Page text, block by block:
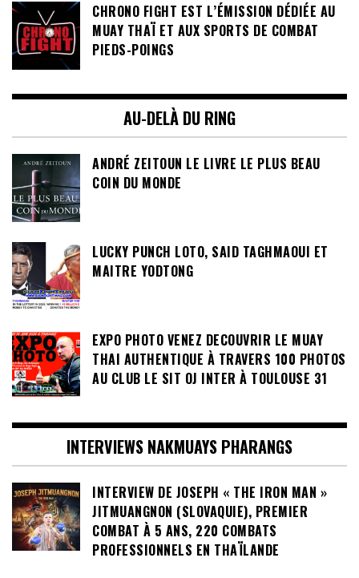
CHRONO FIGHT EST L’ÉMISSION DÉDIÉE AU
MUAY THAÏ ET AUX SPORTS DE COMBAT
PIEDS-POINGS
AU-DELÀ DU RING
ANDRÉ ZEITOUN LE LIVRE LE PLUS BEAU
COIN DU MONDE
LUCKY PUNCH LOTO, SAID TAGHMAOUI ET
MAITRE YODTONG
EXPO PHOTO VENEZ DECOUVRIR LE MUAY
THAI AUTHENTIQUE À TRAVERS 100 PHOTOS
AU CLUB LE SIT OJ INTER À TOULOUSE 31
INTERVIEWS NAKMUAYS PHARANGS
INTERVIEW DE JOSEPH « THE IRON MAN »
JITMUANGNON (SLOVAQUIE), PREMIER
COMBAT À 5 ANS, 220 COMBATS
PROFESSIONNELS EN THAÏLANDE